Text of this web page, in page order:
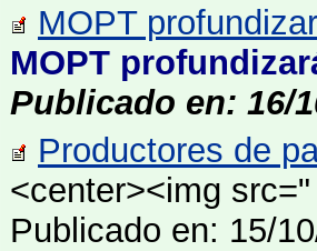
MOPT
MOPT
Publicado en: 16/
Productores de
<center><img
Publicado en: 15/